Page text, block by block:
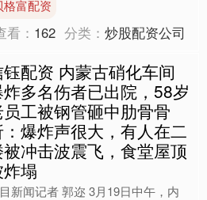
重要的发源地之一，被....
格富配资
看： 162 分类：炒股配资公司
配资 内蒙古硝化车间
多名伤者已出院，58岁
工被钢管砸中肋骨骨
爆炸声很大，有人在二
冲击波震飞，食堂屋顶
塌
新闻记者 郭迩 3月19日中午，内